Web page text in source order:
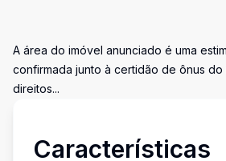
A área do imóvel anunciado é uma
confirmada junto à certidão de ônus
direitos...
Características